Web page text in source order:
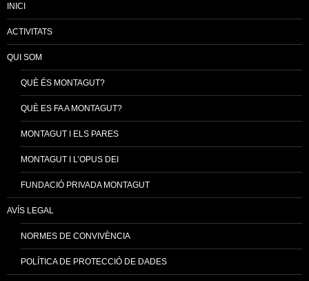
INICI
ACTIVITATS
QUI SOM
QUÈ ÉS MONTAGUT?
QUÈ ES FA A MONTAGUT?
MONTAGUT I ELS PARES
MONTAGUT I L’OPUS DEI
FUNDACIÓ PRIVADA MONTAGUT
AVÍS LEGAL
NORMES DE CONVIVÈNCIA
POLÍTICA DE PROTECCIÓ DE DADES